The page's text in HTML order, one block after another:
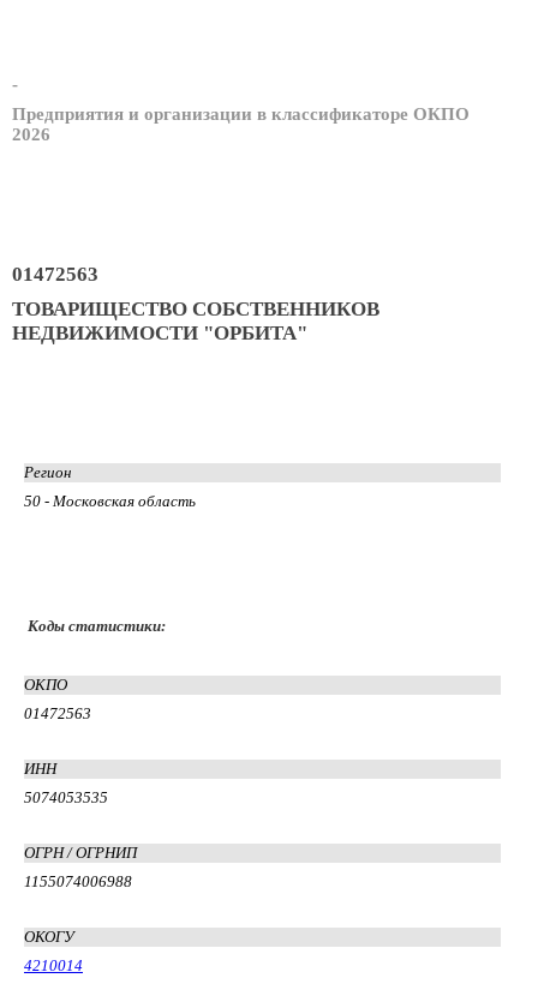
-
Предприятия и организации в классификаторе ОКПО
2026
01472563
ТОВАРИЩЕСТВО СОБСТВЕННИКОВ
НЕДВИЖИМОСТИ "ОРБИТА"
Регион
50 - Московская область
Коды статистики:
ОКПО
01472563
ИНН
5074053535
ОГРН / ОГРНИП
1155074006988
ОКОГУ
4210014